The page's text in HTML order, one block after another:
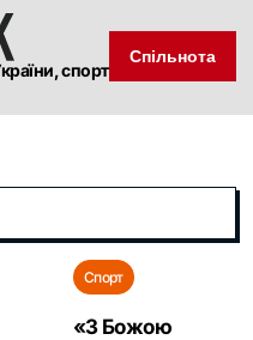
спорт
Спільнота
Спорт
«З Божою